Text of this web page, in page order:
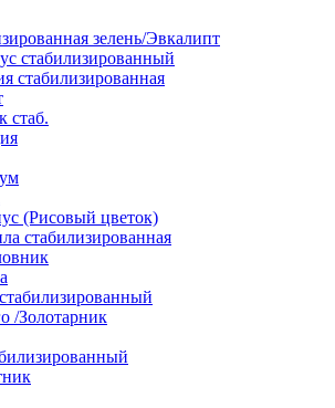
зелень/Эвкалипт
стабилизированный
стабилизированная
стаб.
(Рисовый цветок)
стабилизированная
/Золотарник